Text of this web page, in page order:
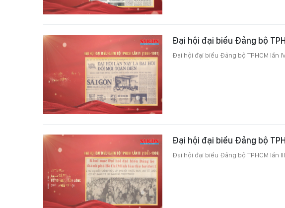
Đại hội đại biểu Đảng bộ
Đại hội đại biểu Đảng bộ TPHCM lần
Đại hội đại biểu Đảng bộ
Đại hội đại biểu Đảng bộ TPHCM lần